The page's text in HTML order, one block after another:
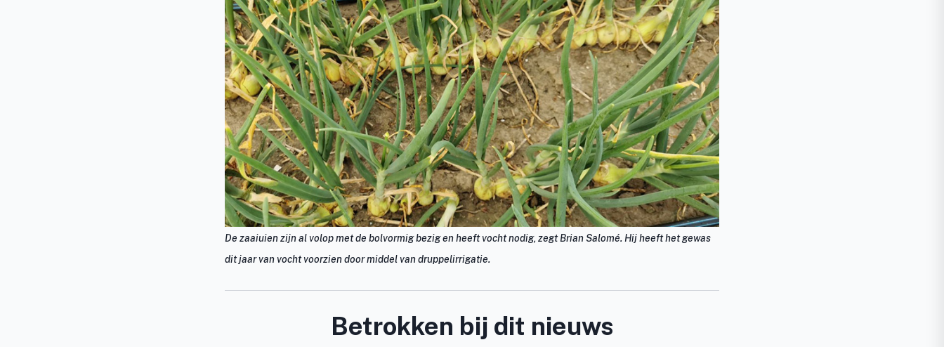
De zaaiuien zijn al volop met de bolvormig bezig en heeft vocht nodig, zegt Brian Salomé. Hij heeft het gewas
dit jaar van vocht voorzien door middel van druppelirrigatie.
Betrokken bij dit nieuws